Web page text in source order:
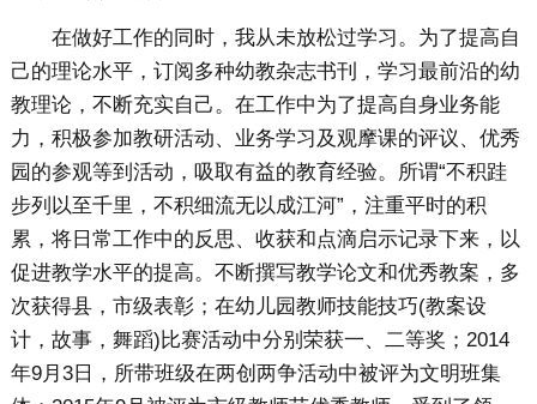
在做好工作的同时，我从未放松过学习。为了提高自
己的理论水平，订阅多种幼教杂志书刊，学习最前沿的幼
教理论，不断充实自己。在工作中为了提高自身业务能
力，积极参加教研活动、业务学习及观摩课的评议、优秀
园的参观等到活动，吸取有益的教育经验。所谓“不积跬
步列以至千里，不积细流无以成江河”，注重平时的积
累，将日常工作中的反思、收获和点滴启示记录下来，以
促进教学水平的提高。不断撰写教学论文和优秀教案，多
次获得县，市级表彰；在幼儿园教师技能技巧(教案设
计，故事，舞蹈)比赛活动中分别荣获一、二等奖；2014
年9月3日，所带班级在两创两争活动中被评为文明班集